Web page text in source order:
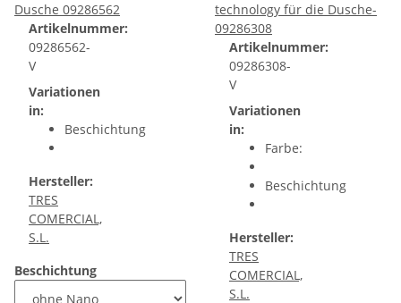
Dusche 09286562
Artikelnummer:
09286562-
V
Variationen
in:
Beschichtung
Hersteller:
TRES
COMERCIAL,
S.L.
Beschichtung
technology für die Dusche-
09286308
Artikelnummer:
09286308-
V
Variationen
in:
Farbe:
Beschichtung
Hersteller:
TRES
COMERCIAL,
S.L.